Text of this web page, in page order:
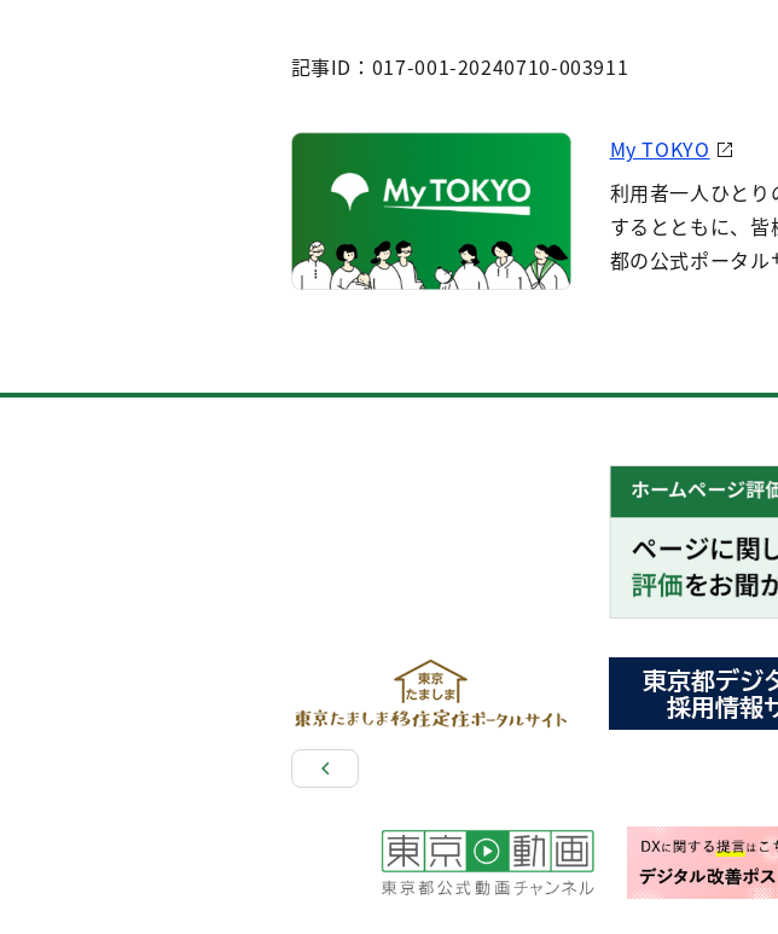
記事ID：017-001-20240710-003911
My TOKYO
利用者一人ひと
するとともに、
都の公式ポータル